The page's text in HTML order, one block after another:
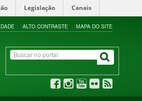
Legislação Canais
ALTO CONTRASTE MAPA DO SITE